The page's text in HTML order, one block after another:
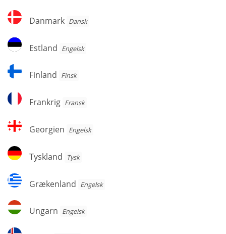
Danmark
Danmark Dansk
Estland
Estland Engelsk
Finland
Finland Finsk
Frankrig
Frankrig Fransk
Georgien
Georgien Engelsk
Tyskland
Tyskland Tysk
Grækenland
Grækenland Engelsk
Ungarn
Ungarn Engelsk